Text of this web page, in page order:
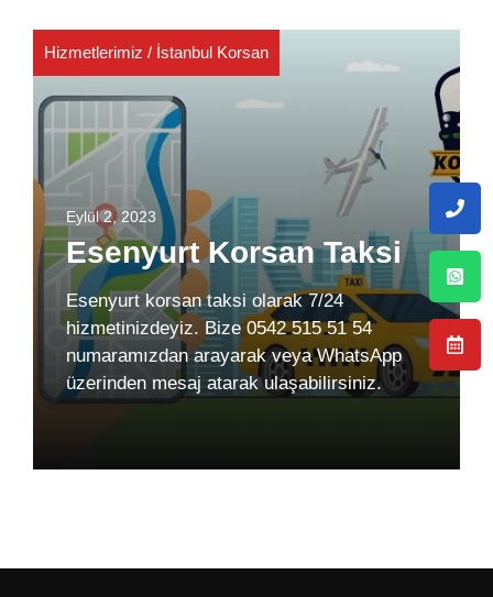
Hizmetlerimiz / İstanbul Korsan
Eylül 2, 2023
Esenyurt Korsan Taksi
Esenyurt korsan taksi olarak 7/24
hizmetinizdeyiz. Bize 0542 515 51 54
numaramızdan arayarak veya WhatsApp
üzerinden mesaj atarak ulaşabilirsiniz.